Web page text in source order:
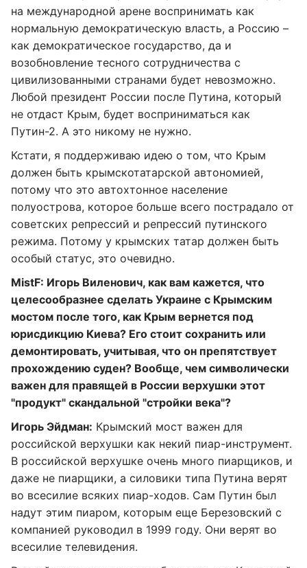
на международной арене воспринимать как
нормальную демократическую власть, а Россию –
как демократическое государство, да и
возобновление тесного сотрудничества с
цивилизованными странами будет невозможно.
Любой президент России после Путина, который
не отдаст Крым, будет восприниматься как
Путин-2. А это никому не нужно.
Кстати, я поддерживаю идею о том, что Крым
должен быть крымскотатарской автономией,
потому что это автохтонное население
полуострова, которое больше всего пострадало от
советских репрессий и репрессий путинского
режима. Потому у крымских татар должен быть
особый статус, это очевидно.
MistF: Игорь Виленович, как вам кажется, что
целесообразнее сделать Украине с Крымским
мостом после того, как Крым вернется под
юрисдикцию Киева? Его стоит сохранить или
демонтировать, учитывая, что он препятствует
прохождению суден? Вообще, чем символически
важен для правящей в России верхушки этот
"продукт" скандальной "стройки века"?
Игорь Эйдман: Крымский мост важен для
российской верхушки как некий пиар-инструмент.
В российской верхушке очень много пиарщиков, и
даже не пиарщики, а силовики типа Путина верят
во всесилие всяких пиар-ходов. Сам Путин был
надут этим пиаром, которым еще Березовский с
компанией руководил в 1999 году. Они верят во
всесилие телевидения.